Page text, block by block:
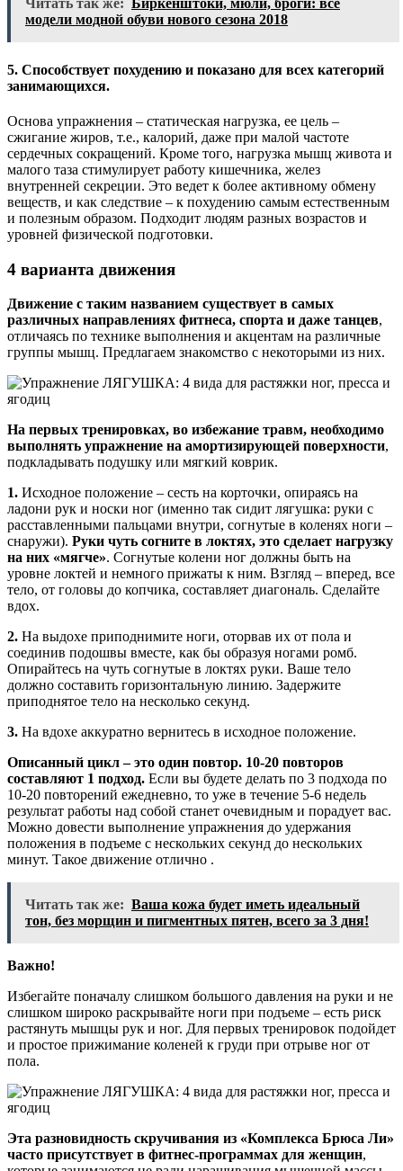
Читать так же: Биркенштоки, мюли, броги: все
модели модной обуви нового сезона 2018
5. Способствует похудению и показано для всех категорий
занимающихся.
Основа упражнения – статическая нагрузка, ее цель –
сжигание жиров, т.е., калорий, даже при малой частоте
сердечных сокращений. Кроме того, нагрузка мышц живота и
малого таза стимулирует работу кишечника, желез
внутренней секреции. Это ведет к более активному обмену
веществ, и как следствие – к похудению самым естественным
и полезным образом. Подходит людям разных возрастов и
уровней физической подготовки.
4 варианта движения
Движение с таким названием существует в самых
различных направлениях фитнеса, спорта и даже танцев,
отличаясь по технике выполнения и акцентам на различные
группы мышц. Предлагаем знакомство с некоторыми из них.
На первых тренировках, во избежание травм, необходимо
выполнять упражнение на амортизирующей поверхности,
подкладывать подушку или мягкий коврик.
1. Исходное положение – сесть на корточки, опираясь на
ладони рук и носки ног (именно так сидит лягушка: руки с
расставленными пальцами внутри, согнутые в коленях ноги –
снаружи). Руки чуть согните в локтях, это сделает нагрузку
на них «мягче». Согнутые колени ног должны быть на
уровне локтей и немного прижаты к ним. Взгляд – вперед, все
тело, от головы до копчика, составляет диагональ. Сделайте
вдох.
2. На выдохе приподнимите ноги, оторвав их от пола и
соединив подошвы вместе, как бы образуя ногами ромб.
Опирайтесь на чуть согнутые в локтях руки. Ваше тело
должно составить горизонтальную линию. Задержите
приподнятое тело на несколько секунд.
3. На вдохе аккуратно вернитесь в исходное положение.
Описанный цикл – это один повтор. 10-20 повторов
составляют 1 подход. Если вы будете делать по 3 подхода по
10-20 повторений ежедневно, то уже в течение 5-6 недель
результат работы над собой станет очевидным и порадует вас.
Можно довести выполнение упражнения до удержания
положения в подъеме с нескольких секунд до нескольких
минут. Такое движение отлично .
Читать так же: Ваша кожа будет иметь идеальный
тон, без морщин и пигментных пятен, всего за 3 дня!
Важно!
Избегайте поначалу слишком большого давления на руки и не
слишком широко раскрывайте ноги при подъеме – есть риск
растянуть мышцы рук и ног. Для первых тренировок подойдет
и простое прижимание коленей к груди при отрыве ног от
пола.
Эта разновидность скручивания из «Комплекса Брюса Ли»
часто присутствует в фитнес-программах для женщин,